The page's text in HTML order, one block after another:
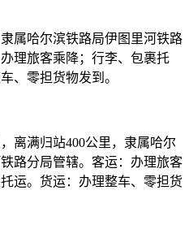
属哈尔滨铁路局伊图里河铁路
理旅客乘降；行李、包裹托
、零担货物发到。
离满归站400公里，隶属哈尔
路分局管辖。客运：办理旅客
运。货运：办理整车、零担货